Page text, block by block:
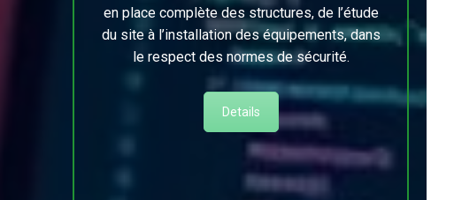
en place complète des structures, de l’étude
du site à l’installation des équipements, dans
le respect des normes de sécurité.
Details